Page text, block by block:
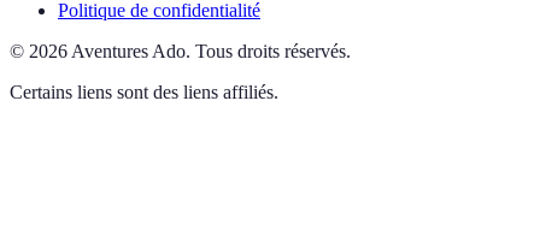
Politique de confidentialité
© 2026 Aventures Ado. Tous droits réservés.
Certains liens sont des liens affiliés.